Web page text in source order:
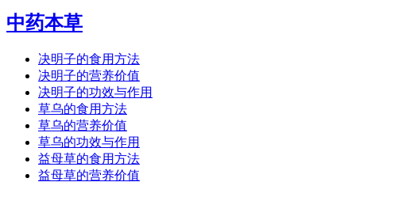
中药本草
决明子的食用方法
决明子的营养价值
决明子的功效与作用
草乌的食用方法
草乌的营养价值
草乌的功效与作用
益母草的食用方法
益母草的营养价值